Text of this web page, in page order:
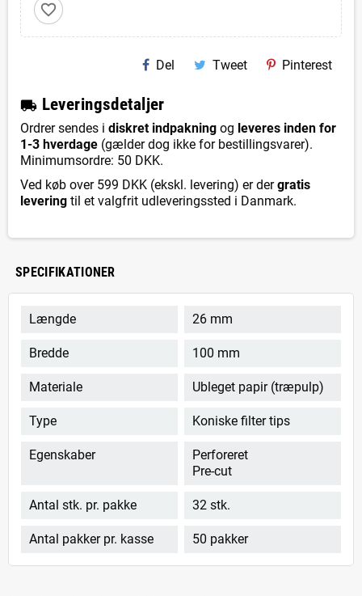
favorite_border
Del Tweet Pinterest
local_shipping Leveringsdetaljer
Ordrer sendes i diskret indpakning og leveres inden for
1-3 hverdage (gælder dog ikke for bestillingsvarer).
Minimumsordre: 50 DKK.
Ved køb over 599 DKK (ekskl. levering) er dergratis
levering til et valgfrit udleveringssted i Danmark.
SPECIFIKATIONER
Længde 26 mm
Bredde 100 mm
Materiale Ubleget papir (træpulp)
Type Koniske filter tips
Egenskaber
Perforeret
Pre-cut
Antal stk. pr. pakke 32 stk.
Antal pakker pr. kasse 50 pakker